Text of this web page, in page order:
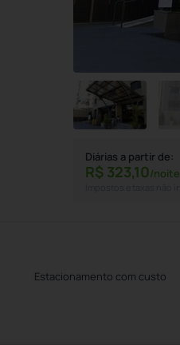
Diárias a partir de:
R$ 323,10/noite
Estacionamento com custo